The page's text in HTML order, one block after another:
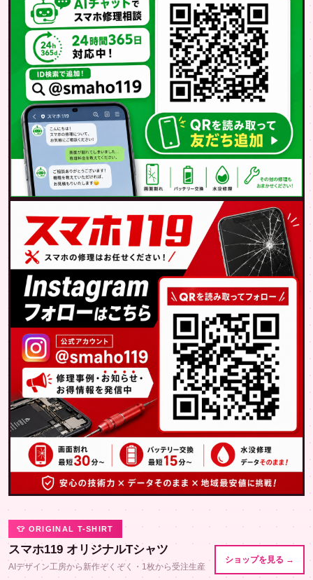
👕 ORIGINAL T-SHIRT
スマホ119 オリジナルTシャツ
AIデザイン工房から新作ぞくぞく・1枚から受注生産
ショップを見る →